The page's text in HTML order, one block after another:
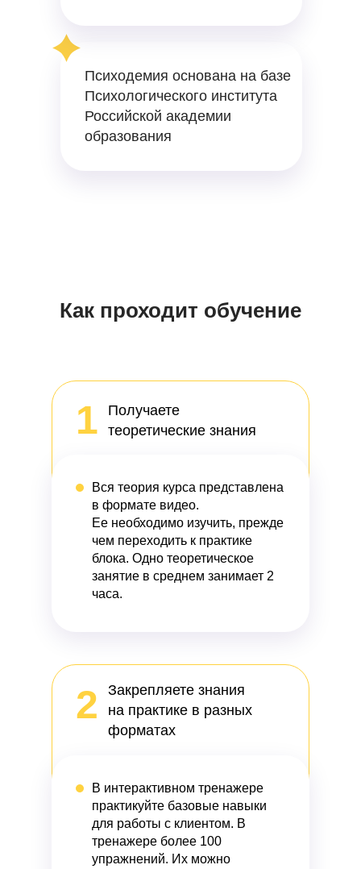
Психодемия основана на базе
Психологического института
Российской академии
образования
Как проходит обучение
1
Вся теория курса представлена
в формате видео.
Ее необходимо изучить, прежде
чем переходить к практике
блока. Одно теоретическое
занятие в среднем занимает 2
часа.
Получаете
теоретические знания
Закрепляете знания
на практике в разных
форматах
В интерактивном тренажере
практикуйте базовые навыки
для работы с клиентом. В
тренажере более 100
упражнений. Их можно
2